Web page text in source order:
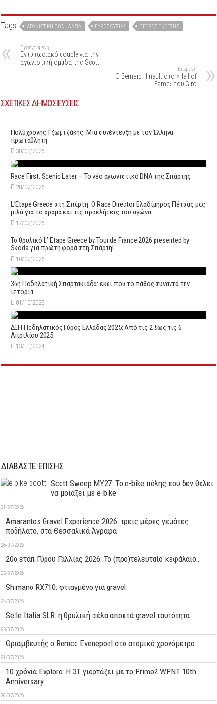
Tags ΑΓΩΝΙΣΤΙΚΉ ΠΟΔΗΛΑΣΊΑ ΓΎΡΟΣ ΘΥΣΊΑΣ ΠΈΤΡΟΣ ΓΚΌΤΣΗΣ
Προηγούμενη
Εντυπωσιακό double για την
αγωνιστική ομάδα της Scott
Επόμενη
O Bernard Hinault στο «Hall of
Fame» του Giro
ΣΧΕΤΙΚΕΣ ΔΗΜΟΣΙΕΥΣΕΙΣ
Πολύχρονης Τζωρτζάκης: Μια συνέντευξη με τον Έλληνα
πρωταθλητή
30/03/2026
Race First. Scenic Later. – Το νέο αγωνιστικό DNA της Σπάρτης
28/02/2026
L’Etape Greece στη Σπάρτη: Ο Race Director Βλαδίμηρος Πέτσας μας
μιλά για το όραμα και τις προκλήσεις του αγώνα
17/02/2026
Το θρυλικό L’ Etape Greece by Tour de France 2026 presented by
Skoda για πρώτη φορά στη Σπάρτη!
10/02/2026
36η Ποδηλατική Σπαρτακιάδα: εκεί που το πάθος συναντά την
ιστορία
01/10/2025
ΔΕΗ Ποδηλατικός Γύρος Ελλάδας 2025: Από τις 2 έως τις 6
Απριλίου 2025
13/11/2024
ΔΙΑΒΑΣΤΕ ΕΠΙΣΗΣ
Scott Sweep MY27: Το e-bike πόλης που δεν θέλει
να μοιάζει με e-bike
31/07/2026
Amarantos Gravel Experience 2026: τρεις μέρες γεμάτες
ποδήλατο, στα Θεσσαλικά Άγραφα
28/07/2026
20ο ετάπ Γύρου Γαλλίας 2026: Το (προ)τελευταίο κεφάλαιο…
25/07/2026
Shimano RX710: φτιαγμένο για gravel
24/07/2026
Selle Italia SLR: η θρυλική σέλα αποκτά gravel ταυτότητα
23/07/2026
Θριαμβευτής ο Remco Evenepoel στο ατομικό χρονόμετρο
21/07/2026
10 χρόνια Exploro: Η 3T γιορτάζει με το Primo2 WPNT 10th
Anniversary
20/07/2026